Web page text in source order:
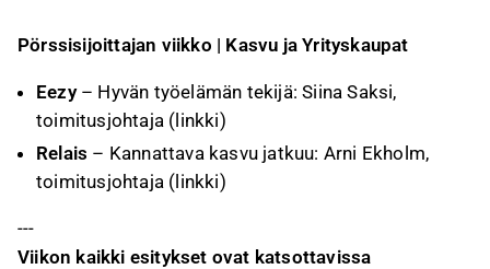
Pörssisijoittajan viikko | Kasvu ja Yrityskaupat
Eezy– Hyvän työelämän tekijä: Siina Saksi,
toimitusjohtaja (linkki)
Relais – Kannattava kasvu jatkuu: Arni Ekholm,
toimitusjohtaja (linkki)
---
Viikon kaikki esitykset ovat katsottavissa